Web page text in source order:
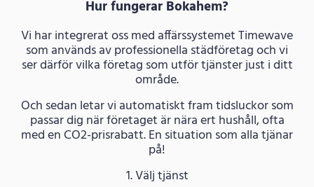
Hur fungerar Bokahem?
Vi har integrerat oss med affärssystemet Timewave
som används av professionella städföretag och vi
ser därför vilka företag som utför tjänster just i ditt
område.
Och sedan letar vi automatiskt fram tidsluckor som
passar dig när företaget är nära ert hushåll, ofta
med en CO2-prisrabatt. En situation som alla tjänar
på!
1. Välj tjänst